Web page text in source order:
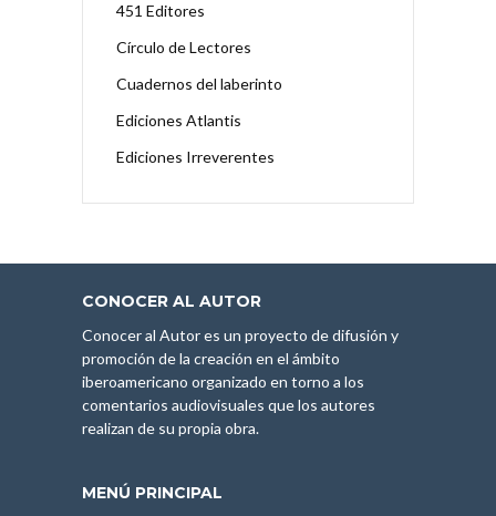
451 Editores
Círculo de Lectores
Cuadernos del laberinto
Ediciones Atlantis
Ediciones Irreverentes
CONOCER AL AUTOR
Conocer al Autor es un proyecto de difusión y
promoción de la creación en el ámbito
iberoamericano organizado en torno a los
comentarios audiovisuales que los autores
realizan de su propia obra.
MENÚ PRINCIPAL